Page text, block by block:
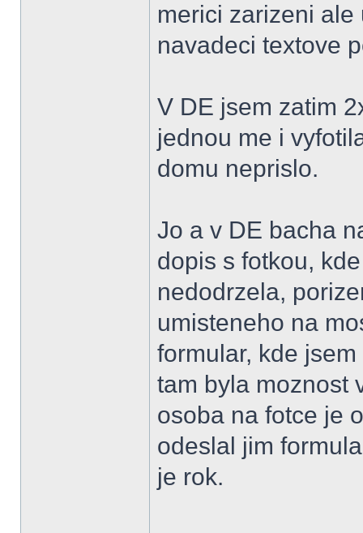
merici zarizeni
navadeci textove
V DE jsem zatim
jednou me i
domu neprislo.
Jo a v DE bacha
dopis s fotkou,
nedodrzela,
umisteneho na
formular, kde
tam byla moznost
osoba na fotce je
odeslal jim
je rok.